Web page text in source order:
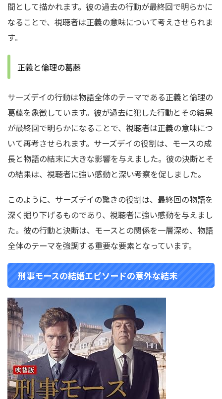
間として描かれます。 彼の過去の行動が最終回で明らかに
なることで、視聴者は正義の意味について考えさせられま
す。
正義と倫理の葛藤
サーズデイの行動は物語全体のテーマである正義と倫理の
葛藤を象徴しています。 彼が過去に犯した行動とその結果
が最終回で明らかになることで、視聴者は正義の意味につ
いて再考させられます。 サーズデイの役割は、モースの成
長と物語の結末に大きな影響を与えました。 彼の決断とそ
の結果は、視聴者に強い感動と深い考察を促しました。
このように、サーズデイの驚きの役割は、最終回の物語を
深く掘り下げるものであり、視聴者に強い感動を与えまし
た。 彼の行動と決断は、モースとの関係を一層深め、物語
全体のテーマを強調する重要な要素となっています。
刑事モースの結婚エピソードの意外な結末